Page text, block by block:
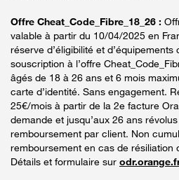
Offre Cheat_Code_Fibre_18_26 :
valable à partir du 10/04/2025 en
réserve d’éligibilité et
souscription à l’offre
âgés de 18 à 26 ans et 6 mois
carte d’identité. Sans engagement.
25€/mois à partir de la 2e facture
demande et jusqu’aux 26 ans
remboursement par client. Non
remboursement en cas de résiliation
Détails et formulaire sur